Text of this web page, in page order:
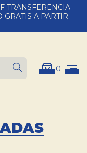
TRANSFERENCIA
GRATIS A PARTIR
0